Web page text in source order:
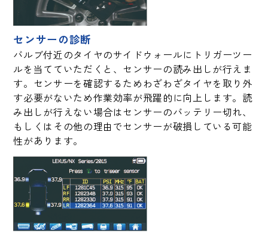
センサーの診断
バルブ付近のタイヤのサイドウォールにトリガーツー
ルを当てていただくと、センサーの読み出しが行えま
す。センサーを確認するためわざわざタイヤを取り外
す必要がないため作業効率が飛躍的に向上します。読
み出しが行えない場合はセンサーのバッテリー切れ、
もしくはその他の理由でセンサーが破損している可能
性があります。